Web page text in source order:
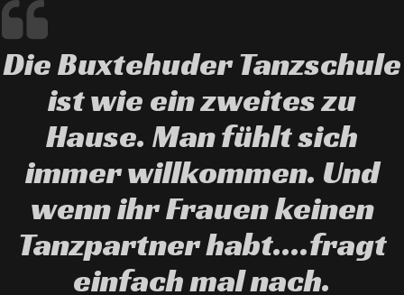
Die Buxtehuder Tanzschule
ist wie ein zweites zu
Hause. Man fühlt sich
immer willkommen. Und
wenn ihr Frauen keinen
Tanzpartner habt....fragt
einfach mal nach.